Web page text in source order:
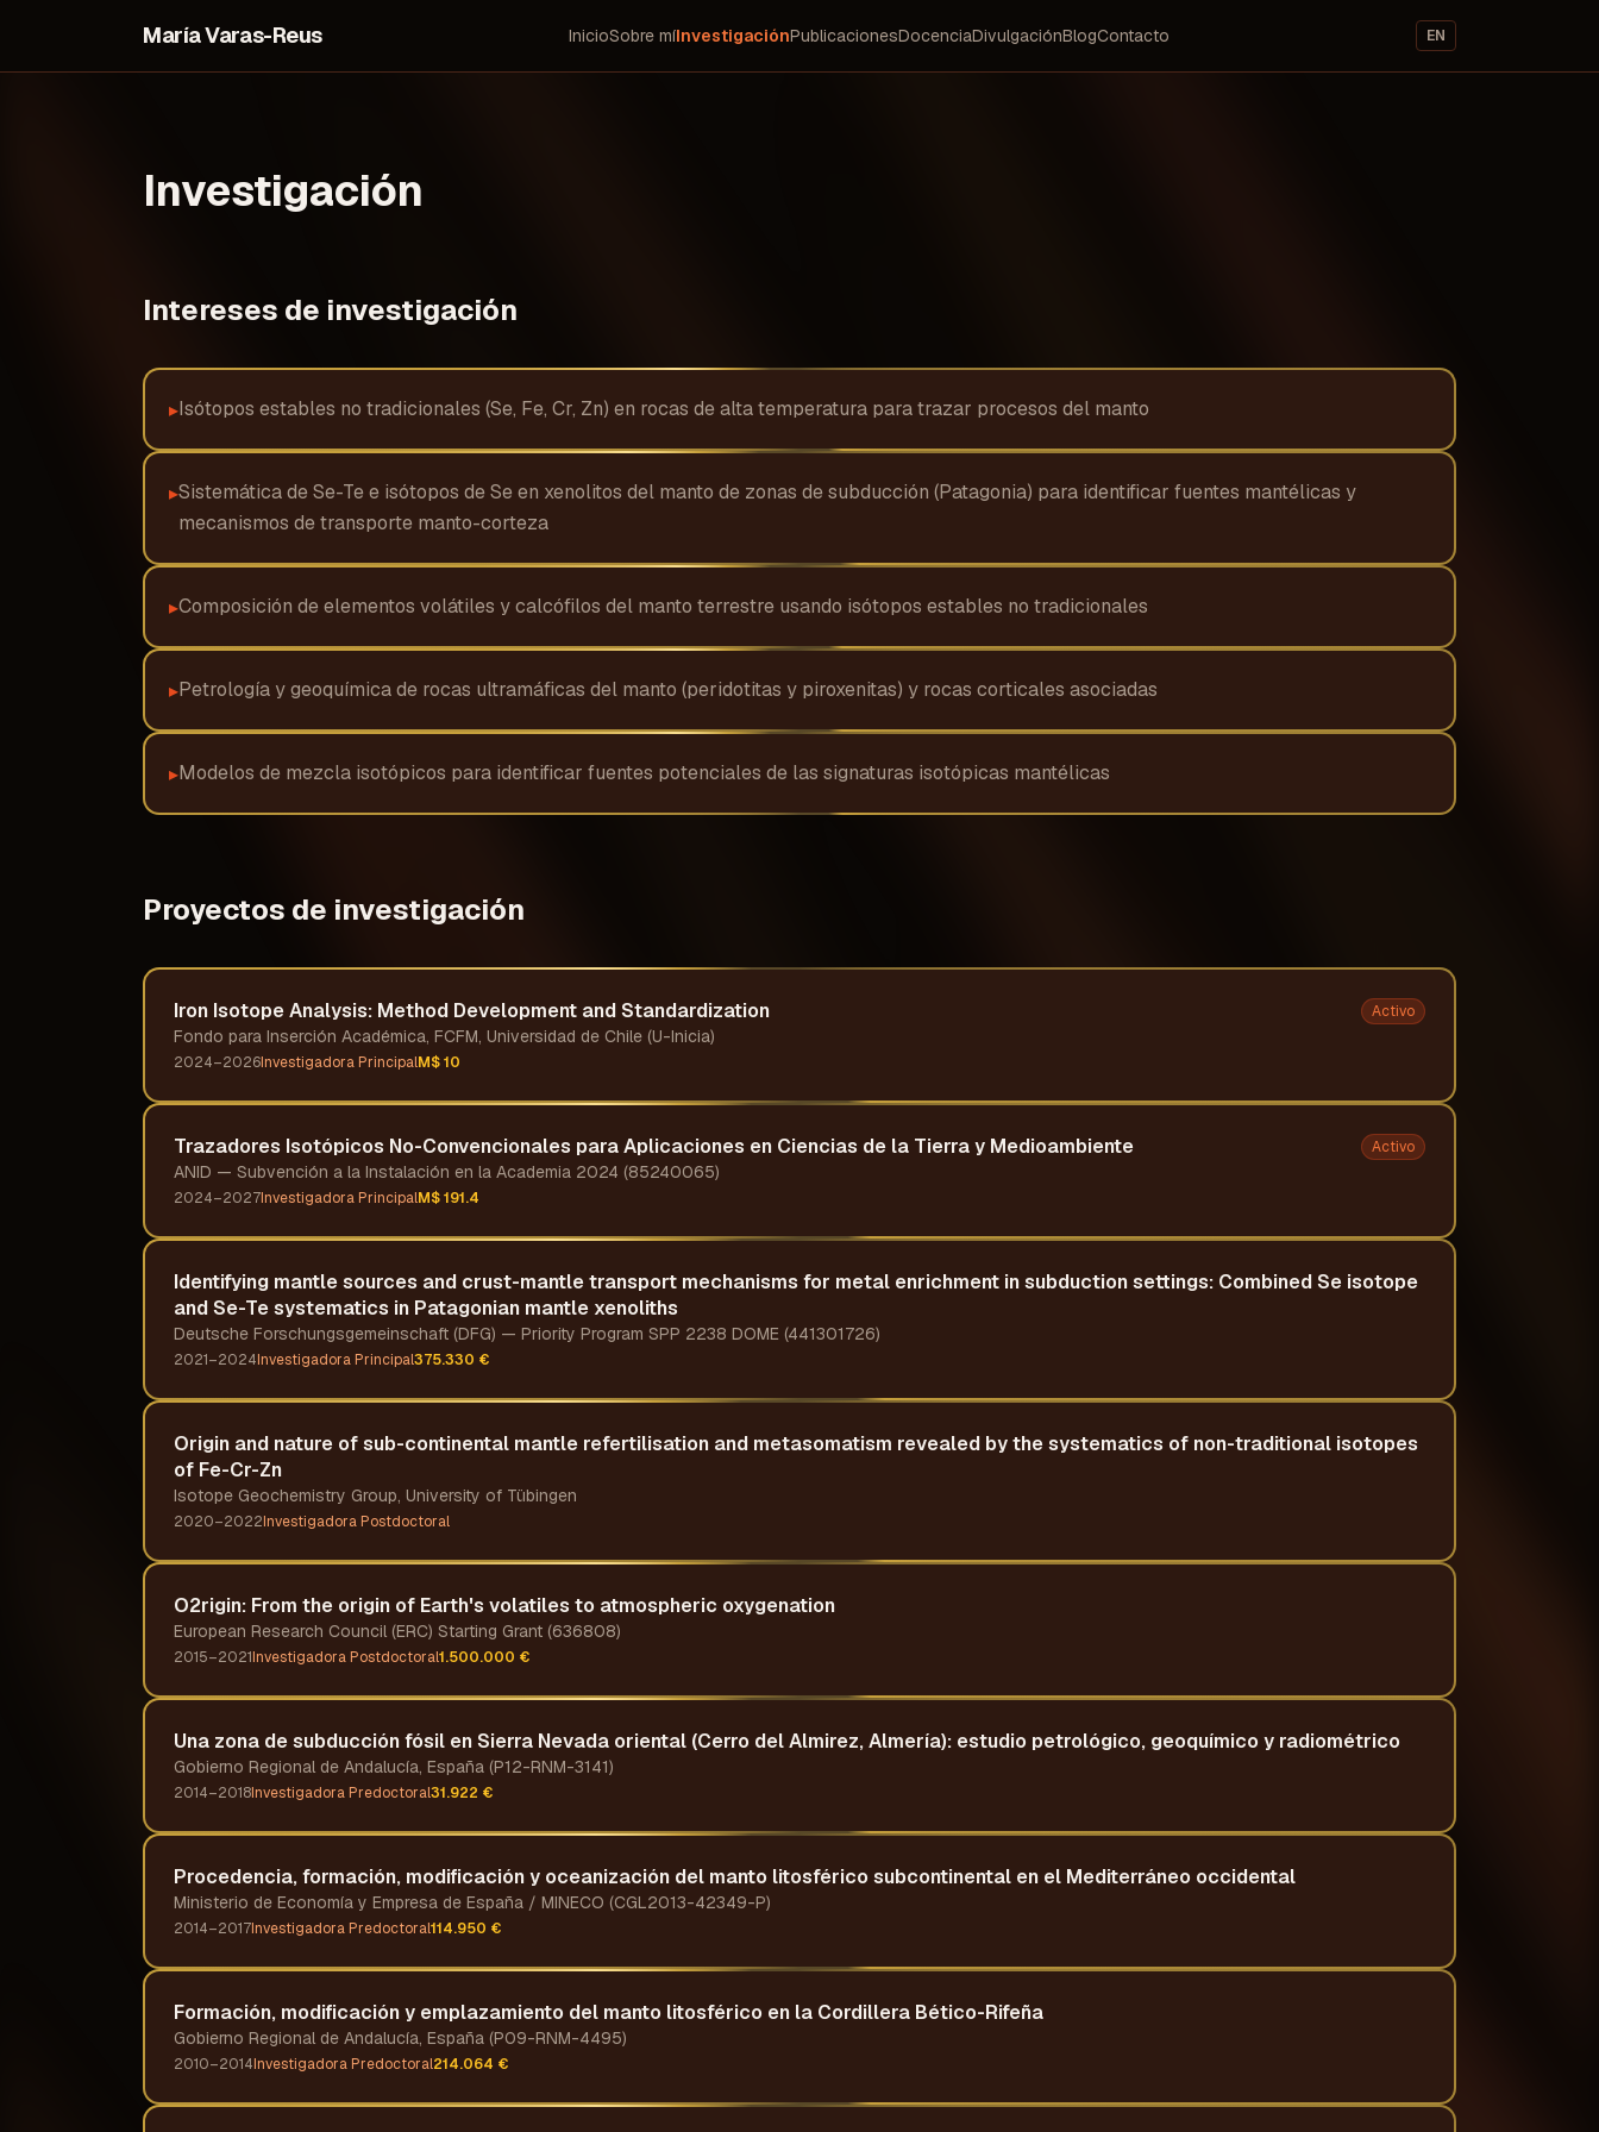
María Varas-Reus InicioSobre míInvestigaciónPublicacionesDocenciaDivulgaciónBlogContacto EN
Investigación
Intereses de investigación
▸Isótopos estables no tradicionales (Se, Fe, Cr, Zn) en rocas de alta temperatura para trazar procesos del manto
▸Sistemática de Se-Te e isótopos de Se en xenolitos del manto de zonas de subducción (Patagonia) para identificar fuentes mantélicas y
mecanismos de transporte manto-corteza
▸Composición de elementos volátiles y calcófilos del manto terrestre usando isótopos estables no tradicionales
▸Petrología y geoquímica de rocas ultramáficas del manto (peridotitas y piroxenitas) y rocas corticales asociadas
▸Modelos de mezcla isotópicos para identificar fuentes potenciales de las signaturas isotópicas mantélicas
Proyectos de investigación
Iron Isotope Analysis: Method Development and Standardization Activo
Fondo para Inserción Académica, FCFM, Universidad de Chile (U-Inicia)
2024–2026Investigadora PrincipalM$ 10
Trazadores Isotópicos No-Convencionales para Aplicaciones en Ciencias de la Tierra y Medioambiente Activo
ANID — Subvención a la Instalación en la Academia 2024 (85240065)
2024–2027Investigadora PrincipalM$ 191.4
Identifying mantle sources and crust-mantle transport mechanisms for metal enrichment in subduction settings: Combined Se isotope
and Se-Te systematics in Patagonian mantle xenoliths
Deutsche Forschungsgemeinschaft (DFG) — Priority Program SPP 2238 DOME (441301726)
2021–2024Investigadora Principal375.330 €
Origin and nature of sub-continental mantle refertilisation and metasomatism revealed by the systematics of non-traditional isotopes
of Fe-Cr-Zn
Isotope Geochemistry Group, University of Tübingen
2020–2022Investigadora Postdoctoral
O2rigin: From the origin of Earth's volatiles to atmospheric oxygenation
European Research Council (ERC) Starting Grant (636808)
2015–2021Investigadora Postdoctoral1.500.000 €
Una zona de subducción fósil en Sierra Nevada oriental (Cerro del Almirez, Almería): estudio petrológico, geoquímico y radiométrico
Gobierno Regional de Andalucía, España (P12-RNM-3141)
2014–2018Investigadora Predoctoral31.922 €
Procedencia, formación, modificación y oceanización del manto litosférico subcontinental en el Mediterráneo occidental
Ministerio de Economía y Empresa de España / MINECO (CGL2013-42349-P)
2014–2017Investigadora Predoctoral114.950 €
Formación, modificación y emplazamiento del manto litosférico en la Cordillera Bético-Rifeña
Gobierno Regional de Andalucía, España (P09-RNM-4495)
2010–2014Investigadora Predoctoral214.064 €